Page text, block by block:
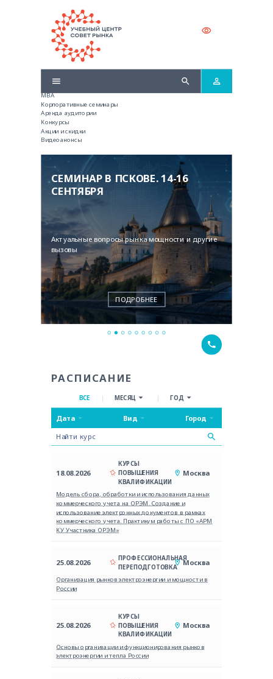
Электронные образовательные курсы
Профессиональная переподготовка
MBA
Корпоративные семинары
Аренда аудитории
Конкурсы
Акции и скидки
Видеоанонсы
СЕМИНАР В ПСКОВЕ. 14-16
СЕНТЯБРЯ
Актуальные вопросы рынка мощности и другие
вызовы
ПОДРОБНЕЕ
РАСПИСАНИЕ
ВСЕ МЕСЯЦ ГОД
Дата Вид Город
18.08.2026
КУРСЫ
ПОВЫШЕНИЯ
КВАЛИФИКАЦИИ
Москва
Модель сбора, обработки и использования данных
коммерческого учета на ОРЭМ. Создание и
использование электронных документов в рамках
коммерческого учета. Практикум работы с ПО «АРМ
КУ Участника ОРЭМ»
25.08.2026
ПРОФЕССИОНАЛЬНАЯ
ПЕРЕПОДГОТОВКА
Москва
Организация рынков электроэнергии и мощности в
России
25.08.2026
КУРСЫ
ПОВЫШЕНИЯ
КВАЛИФИКАЦИИ
Москва
Основы организации и функционирования рынков
электроэнергии и тепла России